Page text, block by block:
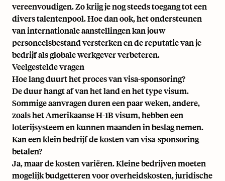
vereenvoudigen. Zo krijg je nog steeds toegang tot een
divers talentenpool. Hoe dan ook, het ondersteunen
van internationale aanstellingen kan jouw
personeelsbestand versterken en de reputatie van je
bedrijf als globale werkgever verbeteren.
Veelgestelde vragen
Hoe lang duurt het proces van visa-sponsoring?
De duur hangt af van het land en het type visum.
Sommige aanvragen duren een paar weken, andere,
zoals het Amerikaanse H-1B visum, hebben een
loterijsysteem en kunnen maanden in beslag nemen.
Kan een klein bedrijf de kosten van visa-sponsoring
betalen?
Ja, maar de kosten variëren. Kleine bedrijven moeten
mogelijk budgetteren voor overheidskosten, juridische